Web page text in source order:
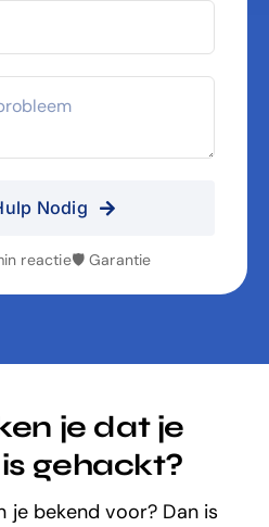
Nodig
reactie🛡️ Garantie
je dat je
gehackt?
je bekend voor? Dan is